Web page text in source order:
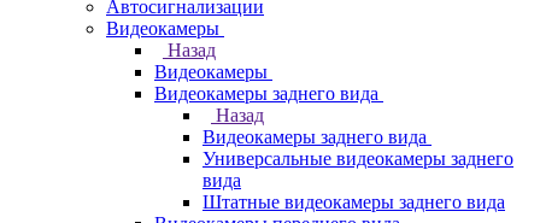
Автосигнализации
Видеокамеры
Назад
Видеокамеры
Видеокамеры заднего вида
Назад
Видеокамеры заднего вида
Универсальные видеокамеры заднего
вида
Штатные видеокамеры заднего вида